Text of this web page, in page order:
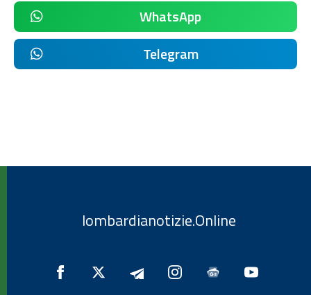
WhatsApp
Telegram
lombardianotizie.Online